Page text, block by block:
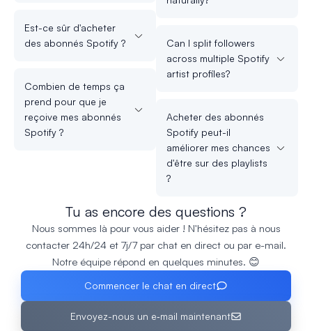
Est-ce sûr d'acheter
des abonnés Spotify ?
Combien de temps ça
prend pour que je
reçoive mes abonnés
Spotify ?
Can I split followers
across multiple Spotify
artist profiles?
Acheter des abonnés
Spotify peut-il
améliorer mes chances
d'être sur des playlists
?
Tu as encore des questions ?
Nous sommes là pour vous aider ! N'hésitez pas à nous
contacter 24h/24 et 7j/7 par chat en direct ou par e-mail.
Notre équipe répond en quelques minutes. 😊
Commencer le chat en direct
Envoyez-nous un e‑mail maintenant